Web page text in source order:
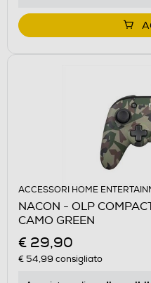
ACCESSORI HOME
NACON - OLP
CAMO GREEN
€ 29,90
€ 54,99 consigliato